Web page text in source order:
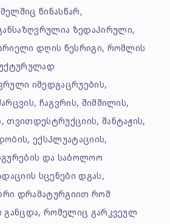
წინასწარ,
ზედაპირული,
დღის წესრიგი, რომლის
იმედგაცრუების,
ჩაგვრის, შიმშილის,
თვითდესტრუქციის, შანტაჟის,
ექსპლუატაციის,
და საბოლოო
სცენები დგას,
დრამატურგიით რომ
განცდა, რომელიც გარკვეულ